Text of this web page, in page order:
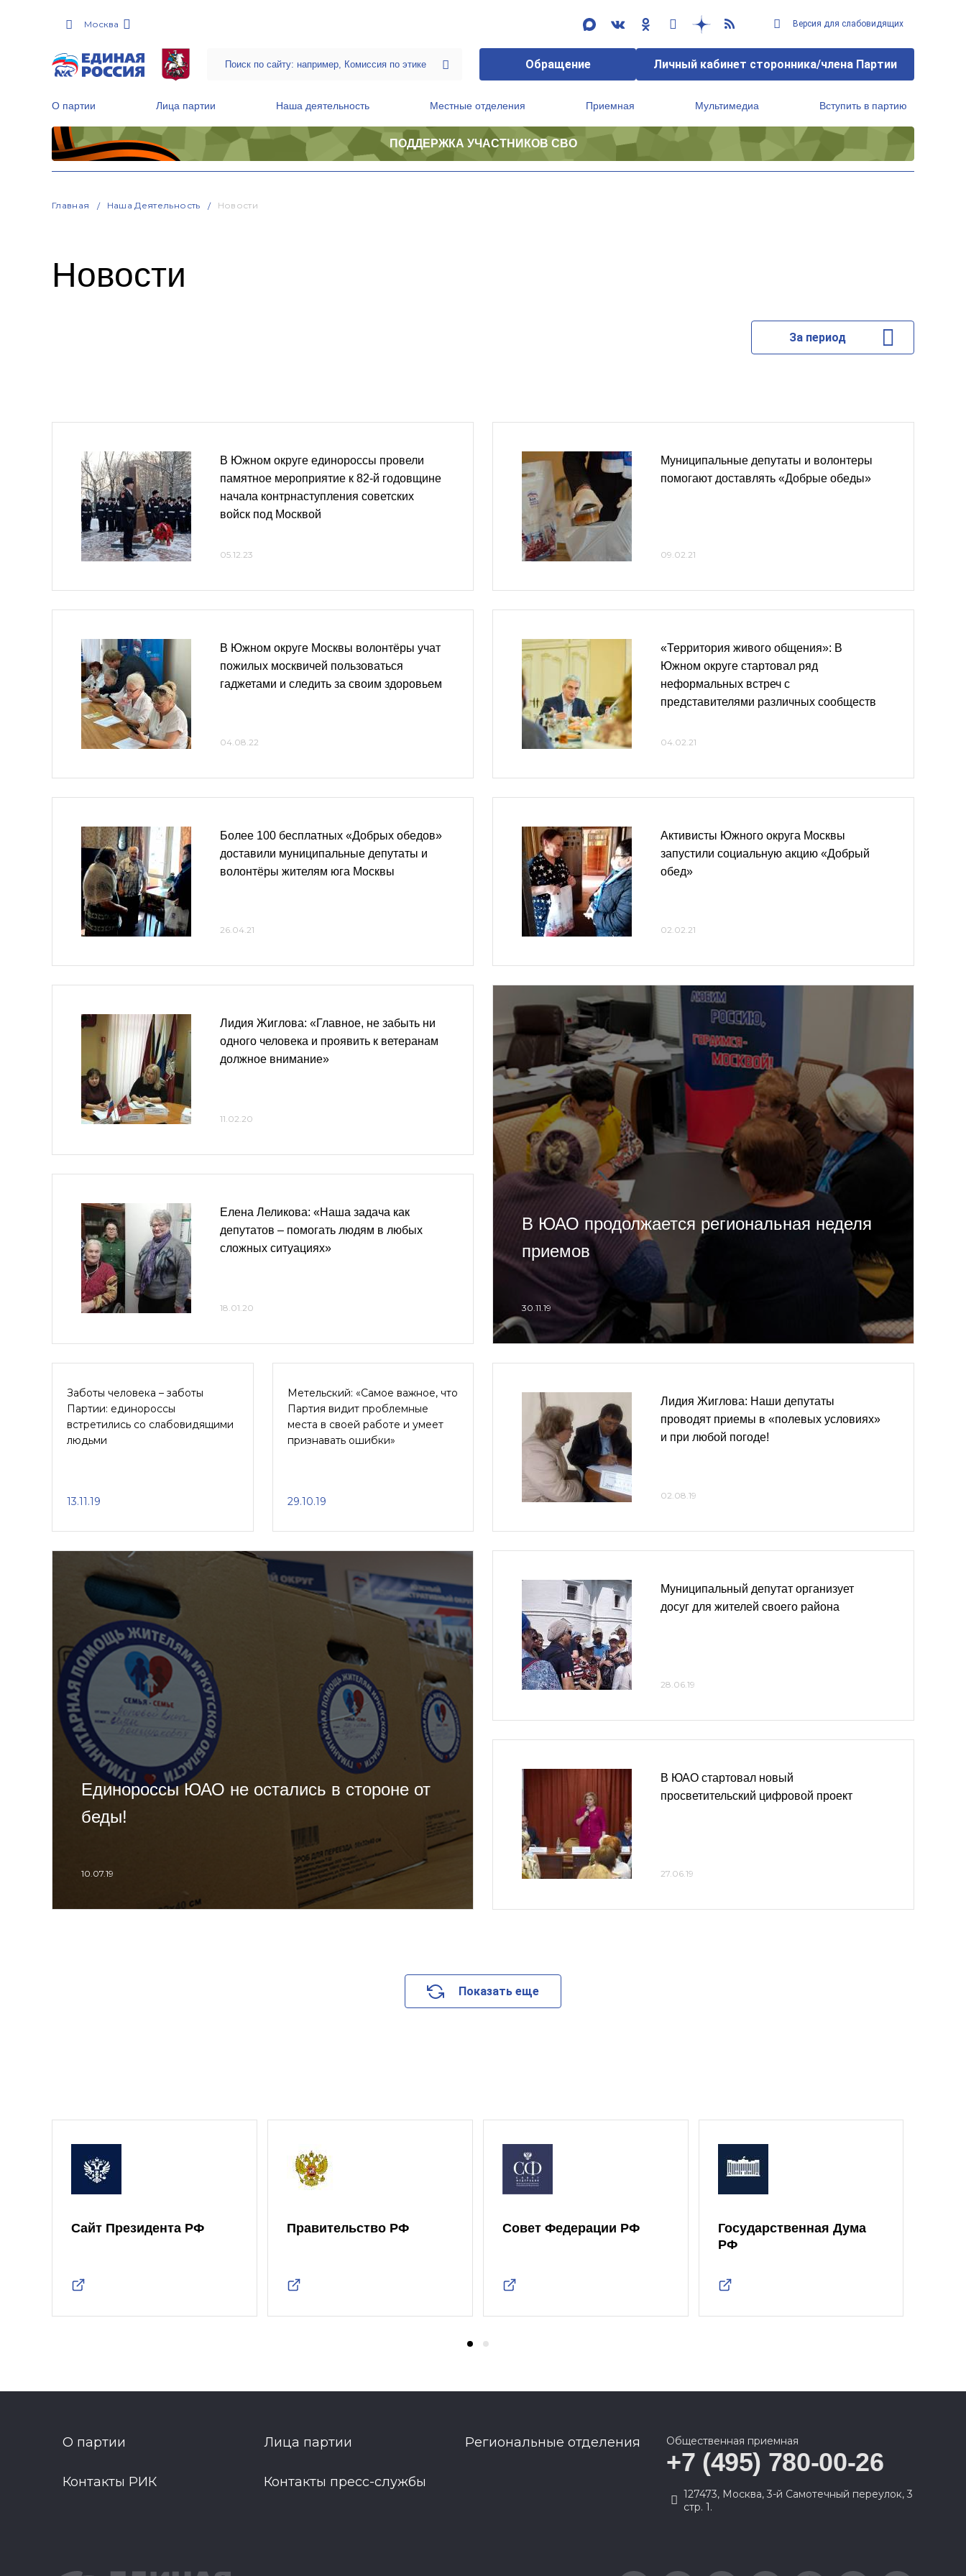
Москва Версия для слабовидящих
Обращение Личный кабинет сторонника/члена Партии
О партии Лица партии Наша деятельность Местные отделения Приемная Мультимедиа Вступить в партию
ПОДДЕРЖКА УЧАСТНИКОВ СВО
Главная Наша Деятельность Новости
Новости
За период
В Южном округе единороссы провели
памятное мероприятие к 82-й годовщине
начала контрнаступления советских
войск под Москвой
05.12.23
В Южном округе Москвы волонтёры учат
пожилых москвичей пользоваться
гаджетами и следить за своим здоровьем
04.08.22
Более 100 бесплатных «Добрых обедов»
доставили муниципальные депутаты и
волонтёры жителям юга Москвы
26.04.21
Муниципальные депутаты и волонтеры
помогают доставлять «Добрые обеды»
09.02.21
«Территория живого общения»: В
Южном округе стартовал ряд
неформальных встреч с
представителями различных сообществ
04.02.21
Активисты Южного округа Москвы
запустили социальную акцию «Добрый
обед»
02.02.21
Лидия Жиглова: «Главное, не забыть ни
одного человека и проявить к ветеранам
должное внимание»
11.02.20
Елена Леликова: «Наша задача как
депутатов – помогать людям в любых
сложных ситуациях»
18.01.20
В ЮАО продолжается региональная неделя
приемов
30.11.19
Заботы человека – заботы
Партии: единороссы
встретились со слабовидящими
людьми
13.11.19
Метельский: «Самое важное, что
Партия видит проблемные
места в своей работе и умеет
признавать ошибки»
29.10.19
Лидия Жиглова: Наши депутаты
проводят приемы в «полевых условиях»
и при любой погоде!
02.08.19
Единороссы ЮАО не остались в стороне от
беды!
10.07.19
Муниципальный депутат организует
досуг для жителей своего района
28.06.19
В ЮАО стартовал новый
просветительский цифровой проект
27.06.19
Показать еще
Сайт Президента РФ Правительство РФ Совет Федерации РФ
Государственная Дума
РФ
О партии Лица партии Региональные отделения
Контакты РИК Контакты пресс-службы
Общественная приемная
+7 (495) 780-00-26
127473, Москва, 3-й Самотечный переулок, 3
стр. 1.